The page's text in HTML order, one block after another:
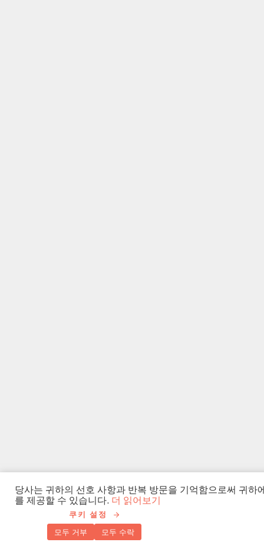
당사는 귀하의 선호 사항과 반복 방문을 기억함으로써 귀
를 제공할 수 있습니다. 더 읽어보기
쿠키 설정
모두 거부
모두 수락